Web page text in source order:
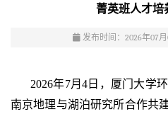
菁英班人才培
发布时间：2026年07月
2026年7月4日，厦门大学
南京地理与湖泊研究所合作共